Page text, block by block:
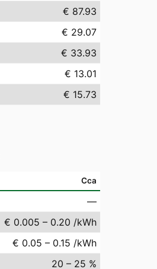
€ 87.93
€ 29.07
€ 33.93
€ 13.01
€ 15.73
Cca
—
€ 0.005 – 0.20 /kWh
€ 0.05 – 0.15 /kWh
20 – 25 %